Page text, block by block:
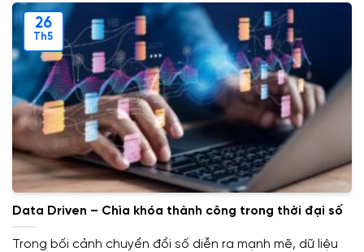
Data Driven – Chìa khóa thành công trong thời đại số
Trong bối cảnh chuyển đổi số diễn ra mạnh mẽ, dữ liệu
26
Th5